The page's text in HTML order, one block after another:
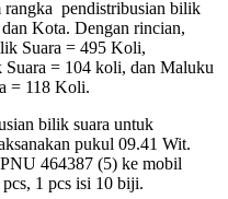
rangka pendistribusian bilik
Kota. Dengan rincian,
Suara = 495 Koli,
= 104 koli, dan Maluku
= 118 Koli.
bilik suara untuk
pukul 09.41 Wit.
464387 (5) ke mobil
1 pcs isi 10 biji.